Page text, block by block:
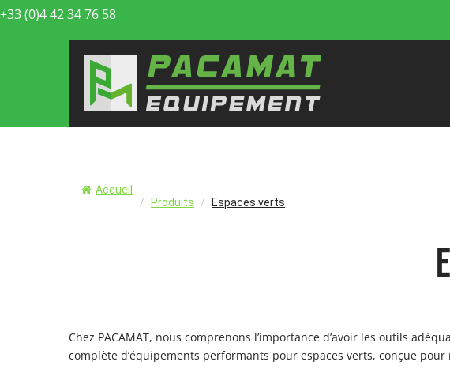
Aller
+33 (0)4 42 34 76 58
Accueil
/ Produits / Espaces verts
Chez PACAMAT, nous comprenons l’importance d’avoir les outils
complète d’équipements performants pour espaces verts, conçue